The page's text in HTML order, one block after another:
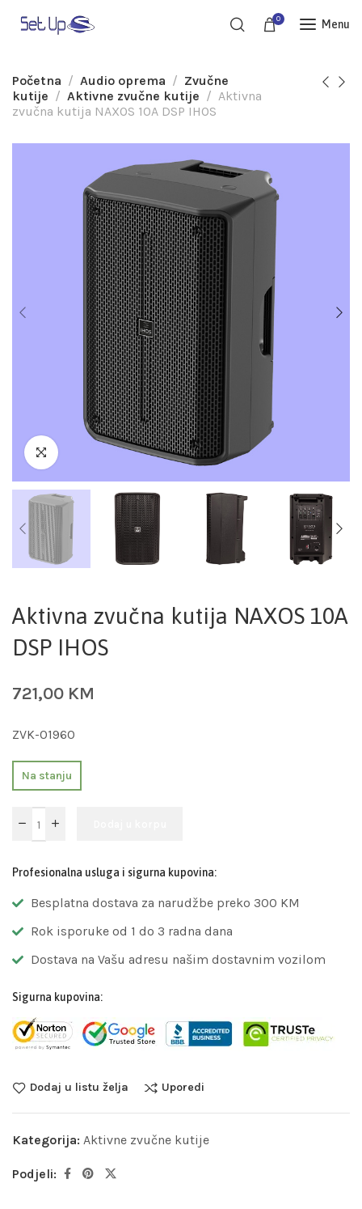
0 Menu
Početna Audio oprema
Zvučne
kutije
Aktivne zvučne kutije
Aktivna
zvučna kutija NAXOS 10A DSP IHOS
Aktivna zvučna kutija NAXOS 10A
DSP IHOS
721,00 KM
ZVK-01960
Na stanju
Profesionalna usluga i sigurna kupovina:
Besplatna dostava za narudžbe preko 300 KM
Rok isporuke od 1 do 3 radna dana
Dostava na Vašu adresu našim dostavnim vozilom
Sigurna kupovina:
Dodaj u listu želja Uporedi
Kategorija: Aktivne zvučne kutije
Podjeli: